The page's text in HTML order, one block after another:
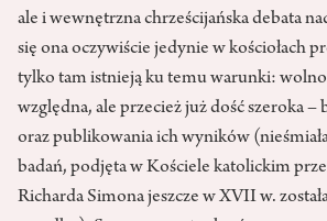
ale i wewnętrzna chrześcijańska debata
się ona oczywiście jedynie w kościołach
tylko tam istnieją ku temu warunki:
względna, ale przecież już dość szeroka –
oraz publikowania ich wyników
badań, podjęta w Kościele katolickim
Richarda Simona jeszcze w XVII w.